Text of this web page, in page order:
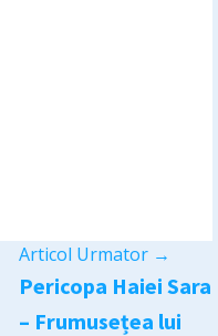
Articol Urmator →
Pericopa Haiei Sara
– Frumusețea lui